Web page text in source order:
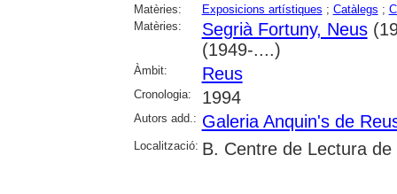
Matèries: Exposicions artístiques ; Catàlegs ;
Matèries:
Segrià Fortuny, Neus
(1949-....)
Àmbit: Reus
Cronologia: 1994
Autors add.: Galeria Anquin's de
Localització: B. Centre de Lectura de